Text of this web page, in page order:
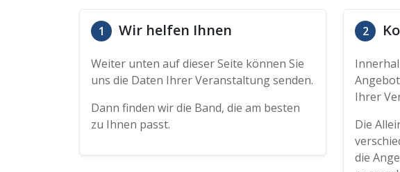
1 Wir helfen Ihnen
Weiter unten auf dieser Seite können Sie
uns die Daten Ihrer Veranstaltung senden.
Dann finden wir die Band, die am besten
zu Ihnen passt.
2
Ihrer
Die
die